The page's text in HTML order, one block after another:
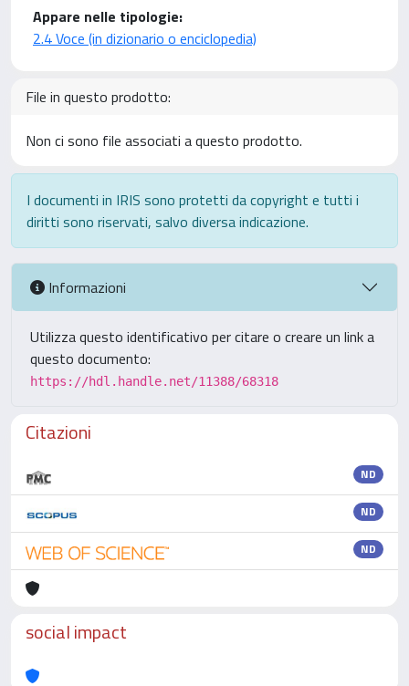
Appare nelle tipologie:
2.4 Voce (in dizionario o enciclopedia)
File in questo prodotto:
Non ci sono file associati a questo prodotto.
I documenti in IRIS sono protetti da copyright e tutti i
diritti sono riservati, salvo diversa indicazione.
Informazioni
Utilizza questo identificativo per citare o creare un link a
questo documento:
https://hdl.handle.net/11388/68318
Citazioni
ND
ND
ND
social impact